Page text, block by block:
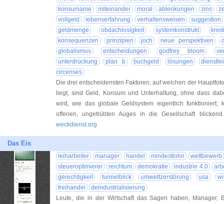
konsumanie
miteinander moral ablenkungen zins
vollgeld
lebenserfahrung verhaltensweisen
suggestion
geldmenge
obdachlosigkeit systemkonstrukt
konsequenzen
prinzipien joch neue perspektiven
globalismus
entscheidungen godfrey bloom
unterdrückung
plan b buchgeld lösungen
circenses
Die drei entscheidensten Faktoren, auf welchen der
liegt, sind Geld, Konsum und Unterhaltung, ohne dass
wird, wie das globale Geldsystem eigentlich funktioniert;
offenen, ungetrübten Auges in die Gesellschaft
weckdienst.org
Das Eis
leiharbeiter manager handel mindestlohn
wettbewerb
steueroptimierer
reichtum demokratie industrie 4.0
gerechtigkeit
tunnelblick umweltzerstörung usa
freihandel
deindustrialisierung
Leute, die in der Wirtschaft das Sagen haben, Manager,